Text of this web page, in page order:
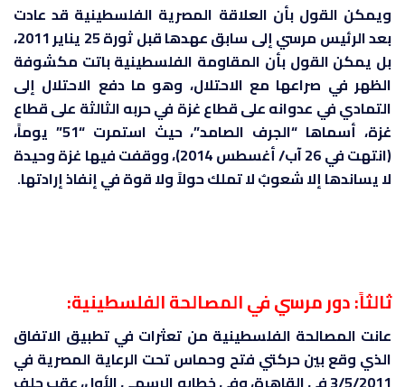
ويمكن القول بأن العلاقة المصرية الفلسطينية قد عادت
بعد الرئيس مرسي إلى سابق عهدها قبل ثورة 25 يناير 2011،
بل يمكن القول بأن المقاومة الفلسطينية باتت مكشوفة
الظهر في صراعها مع الاحتلال، وهو ما دفع الاحتلال إلى
التمادي في عدوانه على قطاع غزة في حربه الثالثة على قطاع
غزة، أسماها “الجرف الصامد”، حيث استمرت “51” يوماً،
(انتهت في 26 آب/ أغسطس 2014)، ووقفت فيها غزة وحيدة
لا يساندها إلا شعوبٌ لا تملك حولاً ولا قوة في إنفاذ إرادتها.
ثالثاً: دور مرسي في المصالحة الفلسطينية:
عانت المصالحة الفلسطينية من تعثرات في تطبيق الاتفاق
الذي وقع بين حركتي فتح وحماس تحت الرعاية المصرية في